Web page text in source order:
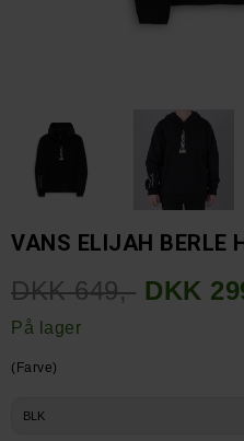
VANS ELIJAH BERLE
DKK 649,- DKK
På lager
(Farve)